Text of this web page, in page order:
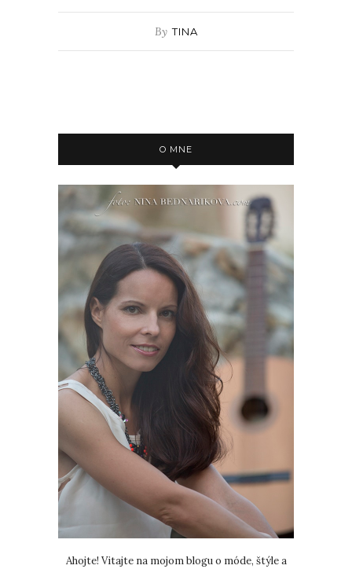
By TINA
O MNE
Ahojte! Vitajte na mojom blogu o móde, štýle a